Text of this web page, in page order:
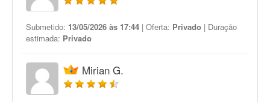
Submetido: 13/05/2026 às 17:44 | Oferta: Privado | Duração
estimada: Privado
Mirian G.